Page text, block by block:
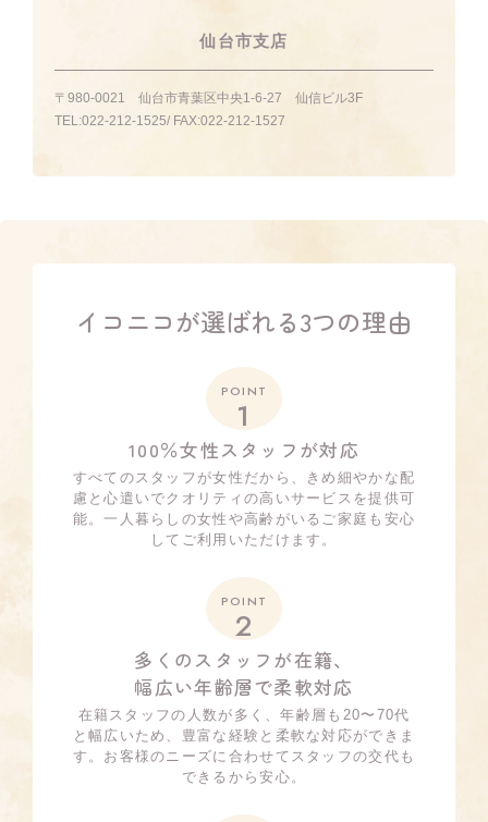
仙台市支店
〒980-0021 仙台市青葉区中央1-6-27 仙信ビル3F
TEL:022-212-1525/ FAX:022-212-1527
イコニコが選ばれる3つの理由
POINT
1
100％女性スタッフが対応
すべてのスタッフが女性だから、きめ細やかな配
慮と心遣いでクオリティの高いサービスを提供可
能。一人暮らしの女性や高齢がいるご家庭も安心
してご利用いただけます。
POINT
2
多くのスタッフが在籍、
幅広い年齢層で柔軟対応
在籍スタッフの人数が多く、年齢層も20〜70代
と幅広いため、豊富な経験と柔軟な対応ができま
す。お客様のニーズに合わせてスタッフの交代も
できるから安心。